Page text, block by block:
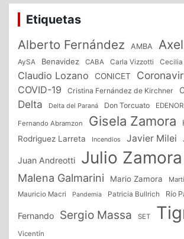
Etiquetas
Alberto Fernández AMBA
AySA Benavidez CABA Carla Vizzotti Cecilia
Claudio Lozano CONICET
COVID-19 Cristina Fernández de Kirchner
Delta Delta del Paraná Don Torcuato EDENOR
Fernando Abramzon Gisela Zamora
Rodriguez Larreta
Incendios Javier Milei
Juan Andreotti Julio Zamora
Malena Galmarini Mario Zamora
Mauricio Macri
Pandemia Patricia Bullrich Río
Fernando Sergio Massa SET
Vicentín